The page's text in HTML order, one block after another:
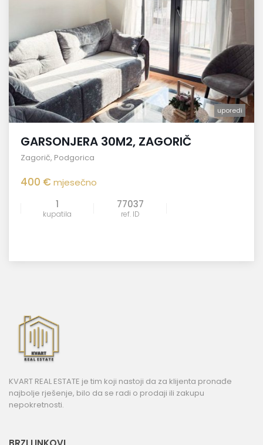
uporedi
GARSONJERA 30M2, ZAGORIČ
Zagorič, Podgorica
400 €mjesečno
1
kupatila
77037
ref. ID
KVART REAL ESTATE je tim koji nastoji da za klijenta pronađe
najbolje rješenje, bilo da se radi o prodaji ili zakupu
nepokretnosti.